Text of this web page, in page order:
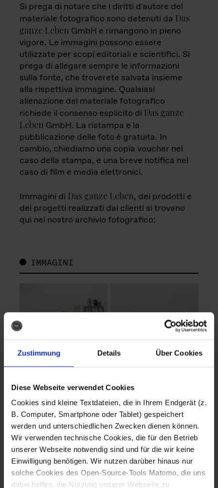
Zustimmung Details Über Cookies
Diese Webseite verwendet Cookies
Cookies sind kleine Textdateien, die in Ihrem Endgerät (z.
B. Computer, Smartphone oder Tablet) gespeichert
werden und unterschiedlichen Zwecken dienen können.
Wir verwenden technische Cookies, die für den Betrieb
unserer Webseite notwendig sind und für die wir keine
Einwilligung benötigen. Wir nutzen darüber hinaus nur
solche Cookies des Open-Source-Tools Matomo, die uns
dabei helfen, die Nutzung unserer Webseite zu
Si prega di notare che i diritti d'autore del
materiale fotografico sono detenuti da Das
ganze Leben GmbH e rimangono in pieno
vigore. Le immagini possono essere
utilizzate per scopi editoriali e scientifici. Si
prega di allegare sempre le informazioni
sulla fonte, che troverete salvata insieme
alla rispettiva immagine. Qualsiasi
alienazione del materiale fotografico
richiede il consenso esplicito di Das ganze
Leben GmbH. La ristampa e la
pubblicazione delle foto è gratuita. In
cambio, chiediamo una copia voucher nel
caso della stampa, e una breve notifica nel
caso di film e media elettronici.
Immagini di Das ganze Leben, dei prodotti e
dei progetti realizzati dai clienti si trovano
qui nel nostro archivio fotografico:
IMMAGINI
Fotografo: Lorenz
Sternbach
Download
Fotografo: Lorenz
Sternbach
Download